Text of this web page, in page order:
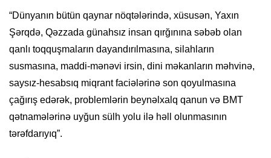
“Dünyanın bütün qaynar nöqtələrində, xüsusən, Yaxın
Şərqdə, Qəzzada günahsız insan qırğınına səbəb olan
qanlı toqquşmaların dayandırılmasına, silahların
susmasına, maddi-mənəvi irsin, dini məkanların məhvinə,
saysız-hesabsıq miqrant faciələrinə son qoyulmasına
çağırış edərək, problemlərin beynəlxalq qanun və BMT
qətnamələrinə uyğun sülh yolu ilə həll olunmasının
tərəfdarıyıq”.